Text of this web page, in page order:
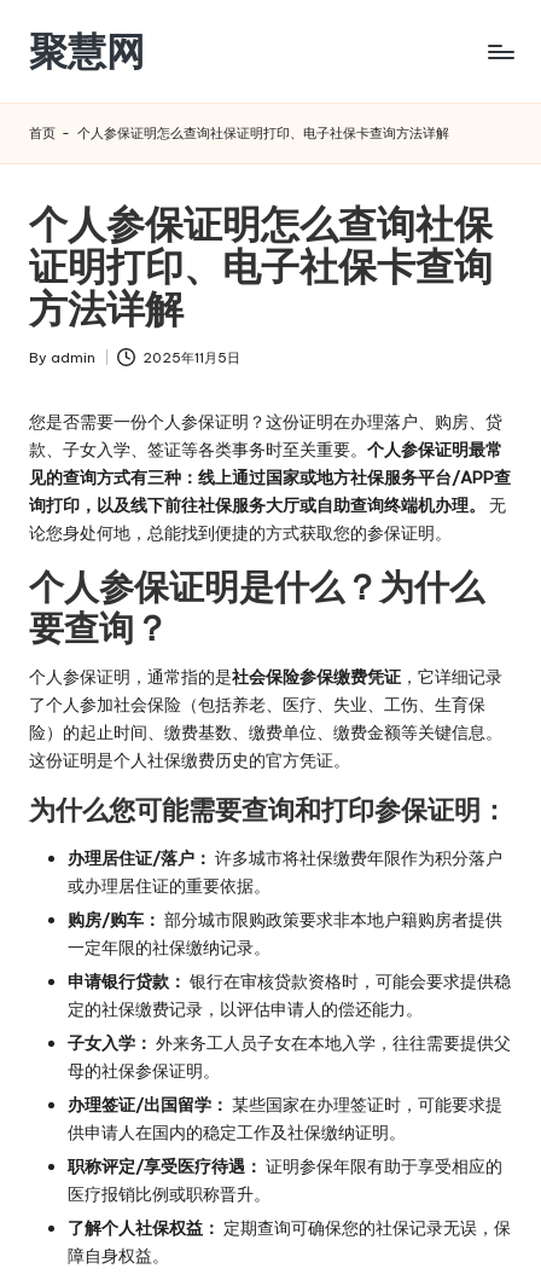
Skip
content
聚慧网
首页 - 个人参保证明怎么查询社保证明打印、电子社保卡查询方法详解
个人参保证明怎么查询社保
证明打印、电子社保卡查询
方法详解
Posted
By admin 2025年11月5日
您是否需要一份个人参保证明？这份证明在办理落户、购房、贷
款、子女入学、签证等各类事务时至关重要。 个人参保证明最常
见的查询方式有三种：线上通过国家或地方社保服务平台/APP查
询打印，以及线下前往社保服务大厅或自助查询终端机办理。
无
论您身处何地，总能找到便捷的方式获取您的参保证明。
个人参保证明是什么？为什么
要查询？
个人参保证明，通常指的是社会保险参保缴费凭证 ，它详细记录
了个人参加社会保险（包括养老、医疗、失业、工伤、生育保
险）的起止时间、缴费基数、缴费单位、缴费金额等关键信息。
这份证明是个人社保缴费历史的官方凭证。
为什么您可能需要查询和打印参保证明：
办理居住证/落户： 许多城市将社保缴费年限作为积分落户
或办理居住证的重要依据。
购房/购车： 部分城市限购政策要求非本地户籍购房者提供
一定年限的社保缴纳记录。
申请银行贷款： 银行在审核贷款资格时，可能会要求提供稳
定的社保缴费记录，以评估申请人的偿还能力。
子女入学： 外来务工人员子女在本地入学，往往需要提供父
母的社保参保证明。
办理签证/出国留学： 某些国家在办理签证时，可能要求提
供申请人在国内的稳定工作及社保缴纳证明。
职称评定/享受医疗待遇： 证明参保年限有助于享受相应的
医疗报销比例或职称晋升。
了解个人社保权益： 定期查询可确保您的社保记录无误，保
障自身权益。